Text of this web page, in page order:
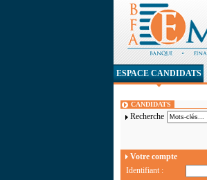
CANDIDATS
Recherche
Votre compte
Identifiant :
ESPACE CANDIDATS